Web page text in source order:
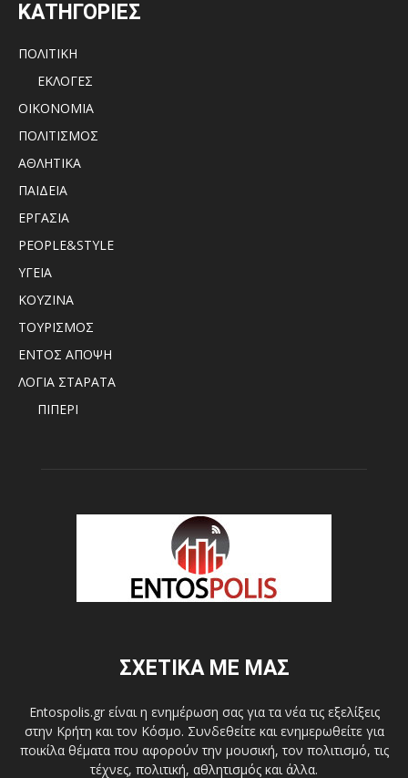
ΚΑΤΗΓΟΡΙΕΣ
ΠΟΛΙΤΙΚΗ
ΕΚΛΟΓΕΣ
ΟΙΚΟΝΟΜΙΑ
ΠΟΛΙΤΙΣΜΟΣ
ΑΘΛΗΤΙΚΑ
ΠΑΙΔΕΙΑ
ΕΡΓΑΣΙΑ
PEOPLE&STYLE
ΥΓΕΙΑ
ΚΟΥΖΙΝΑ
ΤΟΥΡΙΣΜΟΣ
ΕΝΤΟΣ ΑΠΟΨΗ
ΛΟΓΙΑ ΣΤΑΡΑΤΑ
ΠΙΠΕΡΙ
ΣΧΕΤΙΚΑ ΜΕ ΜΑΣ
Entospolis.gr είναι η ενημέρωση σας για τα νέα τις εξελίξεις
στην Κρήτη και τον Κόσμο. Συνδεθείτε και ενημερωθείτε για
ποικίλα θέματα που αφορούν την μουσική, τον πολιτισμό, τις
τέχνες, πολιτική, αθλητισμός και άλλα.